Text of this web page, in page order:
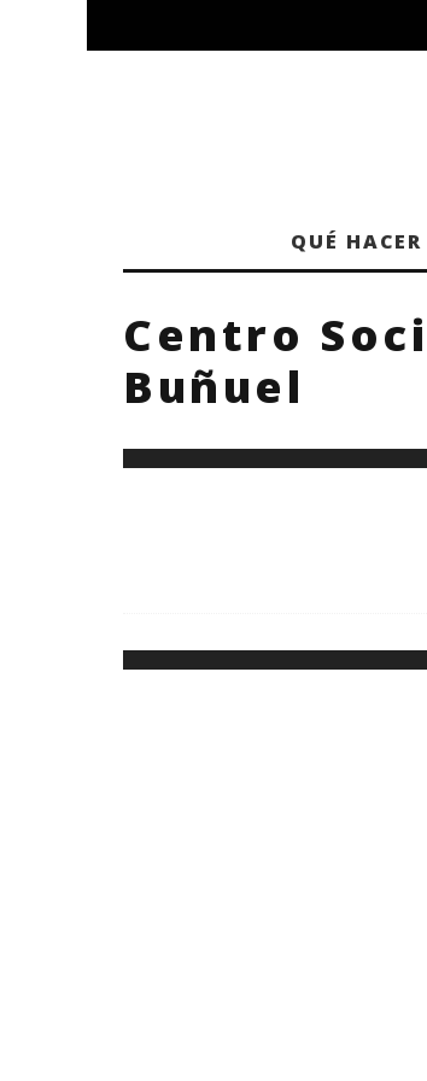
QUÉ HACER
Centro
Buñuel